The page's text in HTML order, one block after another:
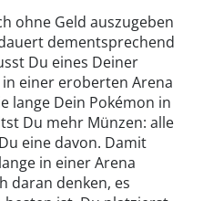
ohne Geld auszugeben
dementsprechend
Du eines Deiner
einer eroberten Arena
lange Dein Pokémon in
Du mehr Münzen: alle
eine davon. Damit
in einer Arena
daran denken, es